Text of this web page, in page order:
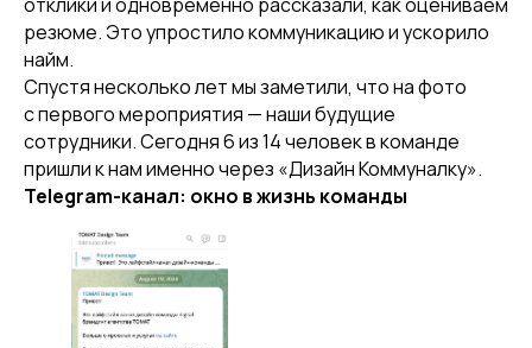
резюме. Это упростило коммуникацию и ускорило
найм.
Спустя несколько лет мы заметили, что на фото
с первого мероприятия — наши будущие
сотрудники. Сегодня 6 из 14 человек в команде
пришли к нам именно через «Дизайн Коммуналку».
Telegram-канал: окно в жизнь команды